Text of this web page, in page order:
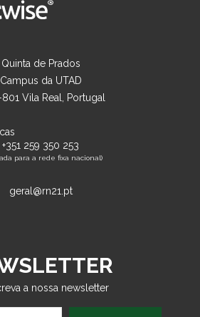
Quinta de Prados
Campus da UTAD
Vila Real, Portugal
+351 259 350 253
para a rede fixa nacional)
geral@rn21.pt
a nossa newsletter